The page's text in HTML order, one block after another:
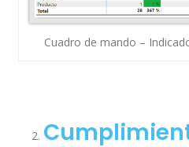
Cuadro de mando –